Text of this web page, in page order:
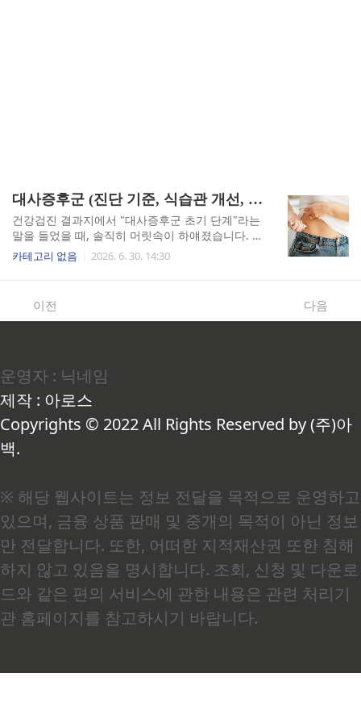
대사증후군 (진단 기준, 식습관 개선, 인슐린 저항성)
건강검진 결과지에서 "대사증후군 초기 단계"라는
말을 들었을 때, 솔직히 머릿속이 하얘졌습니다. 5
가지 지표 중 3가지 이상이 기준을 넘으면 진단되
는 이 질환은, 그냥 살이 좀 찐 상태가 아니라 심뇌
들을 뒤늦게 읽기 시작했습니다.진단 기준: 숫자 하
병관리청 국민건강포털).저는 처음 결과지를 받아
들고 이 기준이 뭘 의미하는지 제대로 몰랐습니다.
"허리둘레가 좀 나왔고, 중성지방이 높다"는 정도
로만 받아들였거든요. 그런데 의사 선생님이 "이
상태가 계속되면 몇 년 안..
카테고리 없음 2026. 6. 30. 14:30
이전 다음
운영자 : 닉네임
제작 : 아로스
Copyrights © 2022 All Rights Reserved by (주)아
백.
※ 해당 웹사이트는 정보 전달을 목적으로 운영하고
있으며, 금융 상품 판매 및 중개의 목적이 아닌 정보
만 전달합니다. 또한, 어떠한 지적재산권 또한 침해
하지 않고 있음을 명시합니다. 조회, 신청 및 다운로
드와 같은 편의 서비스에 관한 내용은 관련 처리기
관 홈페이지를 참고하시기 바랍니다.